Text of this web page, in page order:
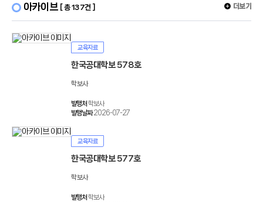
아카이브 [ 총 137건 ] 더보기
교육자료
한국공대학보 578호
학보사
발행처 학보사
발행날짜2026-07-27
교육자료
한국공대학보 577호
학보사
발행처 학보사